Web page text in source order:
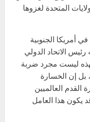
المتحدة لغزوها
أمريكا الجنوبية
الاتحاد الدولي
فهذه ليست مجرد ضربة
بل إن الخسارة
القدم العالميين
يكون هذا العامل